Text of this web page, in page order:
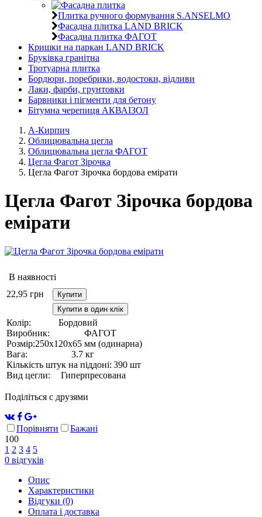
Плитка ручного формування S.ANSELMO
Фасадна плитка LAND BRICK
Фасадна плитка ФАГОТ
Кришки на паркан LAND BRICK
Бруківка гранітна
Тротуарна плитка
Бордюри, поребрики, водостоки, відливи
Лаки, фарби, грунтовки
Барвники і пігменти для бетону
Бітумна черепиця АКВАІЗОЛ
А-Кирпич
Облицювальна цегла
Облицювальна цегла ФАГОТ
Цегла Фагот Зірочка
Цегла Фагот Зірочка бордова емірати
Цегла Фагот Зірочка бордова
емірати
В наявності
22,95 грн
Купити
Купити в один клік
Колір:
Бордовий
Виробник:
ФАГОТ
Розмір:250х120х65 мм (одинарна)
Вага:
3.7 кг
Кількість штук на піддоні: 390 шт
Вид цегли:
Гиперпресована
Поділіться с друзями
Порівняти
Бажані
100
1 2 3 4 5
0 відгуків
Опис
Характеристики
Відгуки (0)
Оплата і доставка